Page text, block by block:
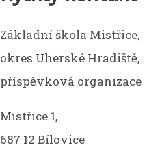
Základní škola Mistřice,
okres Uherské Hradiště,
příspěvková organizace
Mistřice 1,
687 12 Bílovice